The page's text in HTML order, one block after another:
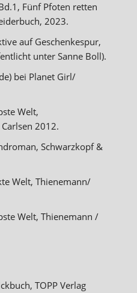
Fünf Pfoten retten
2023.
auf Geschenkespur,
unter Sanne Boll).
bei Planet Girl/
Welt,
2012.
Schwarzkopf &
Welt, Thienemann/
Welt, Thienemann /
TOPP Verlag